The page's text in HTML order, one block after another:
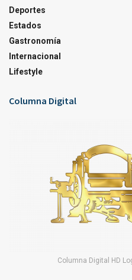
Deportes
Estados
Gastronomía
Internacional
Lifestyle
Columna Digital
Columna Digital HD